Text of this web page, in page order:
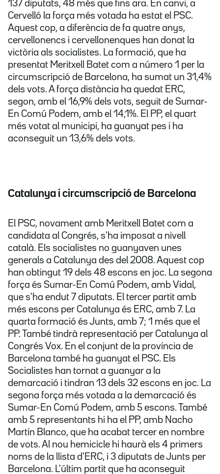
137 diputats, 48 més que fins ara. En canvi, a
Cervelló la força més votada ha estat el PSC.
Aquest cop, a diferència de fa quatre anys,
cervellonencs i cervellonenques han donat la
victòria als socialistes. La formació, que ha
presentat Meritxell Batet com a número 1 per la
circumscripció de Barcelona, ha sumat un 31,4%
dels vots. A força distància ha quedat ERC,
segon, amb el 16,9% dels vots, seguit de Sumar-
En Comú Podem, amb el 14,1%. El PP, el quart
més votat al municipi, ha guanyat pes i ha
aconseguit un 13,6% dels vots.
Catalunya i circumscripció de Barcelona
El PSC, novament amb Meritxell Batet com a
candidata al Congrés, s'ha imposat a nivell
català. Els socialistes no guanyaven unes
generals a Catalunya des del 2008. Aquest cop
han obtingut 19 dels 48 escons en joc. La segona
força és Sumar-En Comú Podem, amb Vidal,
que s'ha endut 7 diputats. El tercer partit amb
més escons per Catalunya és ERC, amb 7. La
quarta formació és Junts, amb 7; 1 més que el
PP. També tindrà representació per Catalunya al
Congrés Vox. En el conjunt de la província de
Barcelona també ha guanyat el PSC. Els
Socialistes han tornat a guanyar a la
demarcació i tindran 13 dels 32 escons en joc. La
segona força més votada a la demarcació és
Sumar-En Comú Podem, amb 5 escons. També
amb 5 representants hi ha el PP, amb Nacho
Martín Blanco, que ha acabat tercer en nombre
de vots. Al nou hemicicle hi haurà els 4 primers
noms de la llista d'ERC, i 3 diputats de Junts per
Barcelona. L'últim partit que ha aconseguit